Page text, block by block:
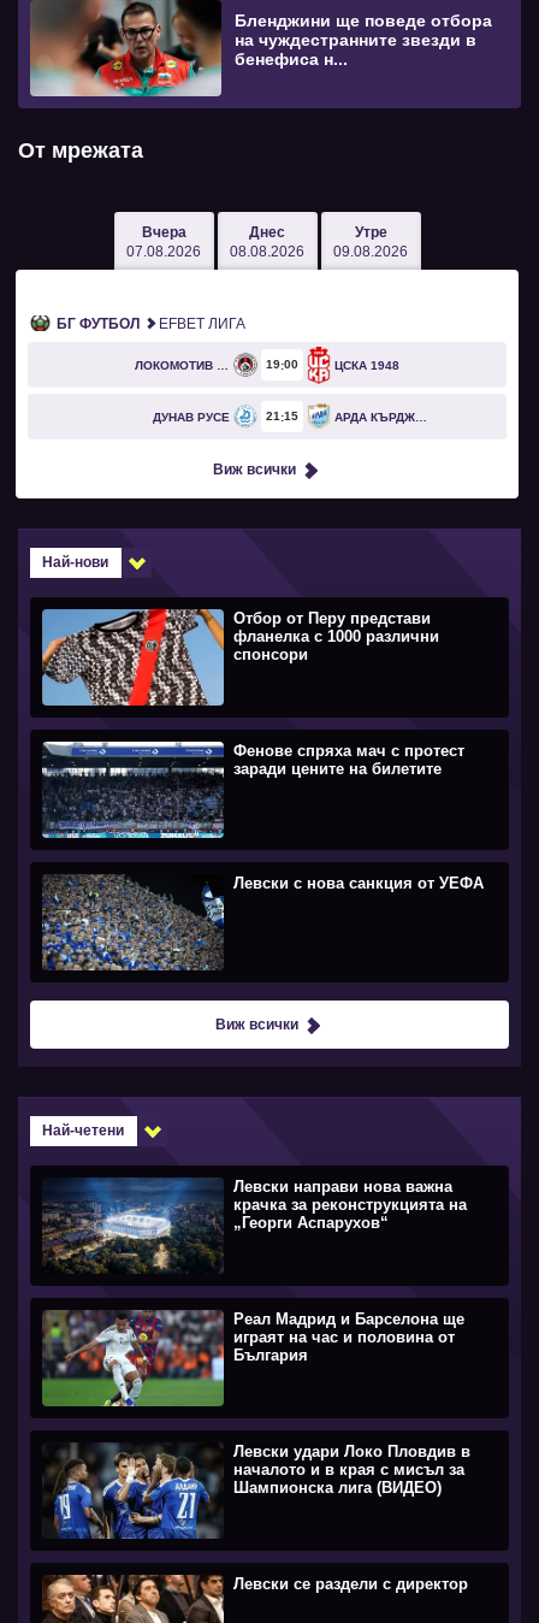
Бленджини ще поведе отбора
на чуждестранните звезди в
бенефиса н...
От мрежата
Вчера
07.08.2026
Днес
08.08.2026
Утре
09.08.2026
БГ ФУТБОЛ EFBET ЛИГА
ЛОКОМОТИВ СОФИЯ 19 00 ЦСКА 1948
ДУНАВ РУСЕ 21 15 АРДА КЪРДЖАЛИ
Виж всички
Най-нови
Отбор от Перу представи
фланелка с 1000 различни
спонсори
Фенове спряха мач с протест
заради цените на билетите
Левски с нова санкция от УЕФА
Виж всички
Най-четени
Левски направи нова важна
крачка за реконструкцията на
„Георги Аспарухов“
Реал Мадрид и Барселона ще
играят на час и половина от
България
Левски удари Локо Пловдив в
началото и в края с мисъл за
Шампионска лига (ВИДЕО)
Левски се раздели с директор